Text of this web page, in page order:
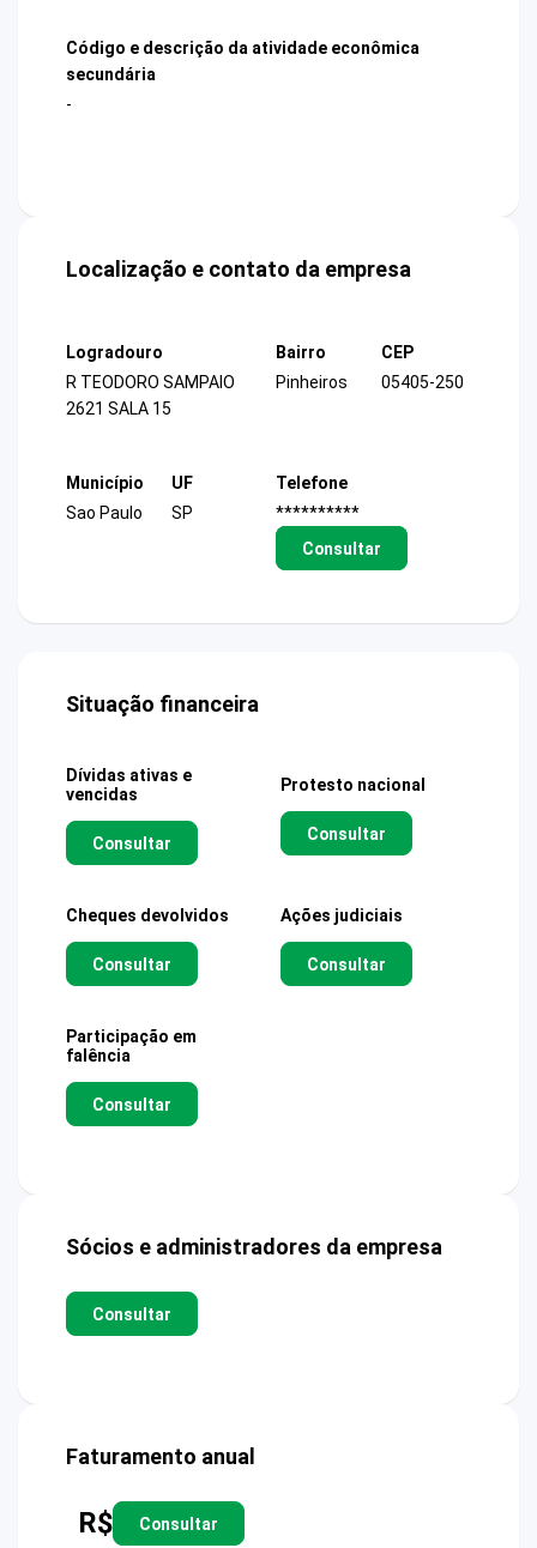
Código e descrição da atividade econômica
secundária
-
Localização e contato da empresa
Logradouro
R TEODORO SAMPAIO
2621 SALA 15
Bairro
Pinheiros
CEP
05405-250
Município
Sao Paulo
UF
SP
Telefone
**********
Consultar
Situação financeira
Dívidas ativas e
vencidas
Consultar
Protesto nacional
Consultar
Cheques devolvidos
Consultar
Ações judiciais
Consultar
Participação em
falência
Consultar
Sócios e administradores da empresa
Consultar
Faturamento anual
R$ Consultar